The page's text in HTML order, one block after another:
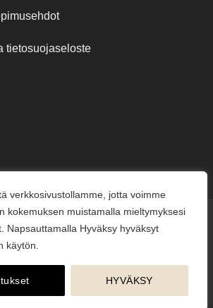
verkkosivustollamme, jotta voimme
kokemuksen muistamalla mieltymyksesi
Napsauttamalla Hyväksy hyväksyt
käytön.
HYVÄKSY
tietosuojaseloste
Credit
MasterCard
Visa
Visa
jarvenpaankukkatalo.fi